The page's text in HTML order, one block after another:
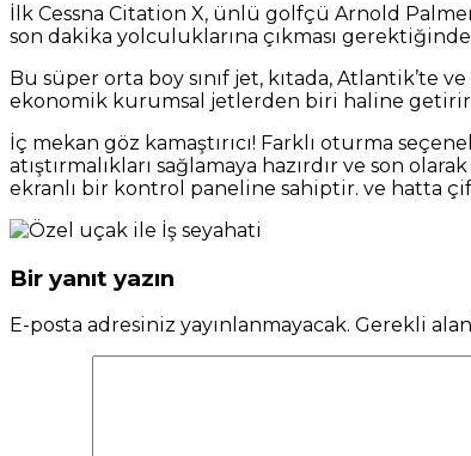
İlk Cessna Citation X, ünlü golfçü Arnold
son dakika yolculuklarına çıkması
Bu süper orta boy sınıf jet, kıtada,
ekonomik kurumsal jetlerden biri haline getirir
İç mekan göz kamaştırıcı! Farklı oturma
atıştırmalıkları sağlamaya hazırdır ve son
ekranlı bir kontrol paneline sahiptir. ve hatta
Bir yanıt yazın
E-posta adresiniz yayınlanmayacak. Gerekli